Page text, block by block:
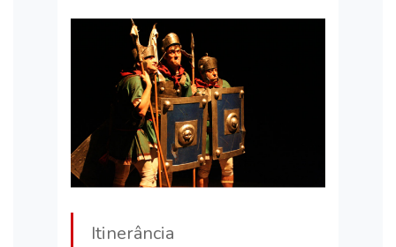
Itinerância